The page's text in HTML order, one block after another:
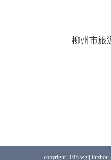
柳州市旅
copyright 2015